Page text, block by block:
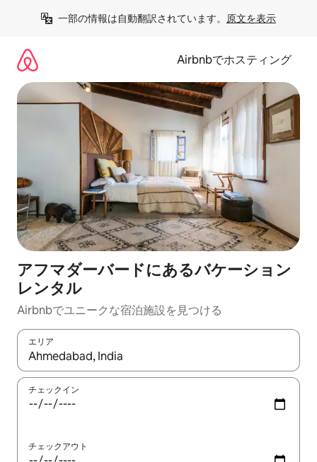
一部の情報は自動翻訳されています。 原文を表示
Airbnbでホスティング
アフマダーバードにあるバケーション
レンタル
Airbnbでユニークな宿泊施設を見つける
エリア
検索結果が表示されたら、上下の矢印キーを使って移動するか
チェックイン
チェックアウト